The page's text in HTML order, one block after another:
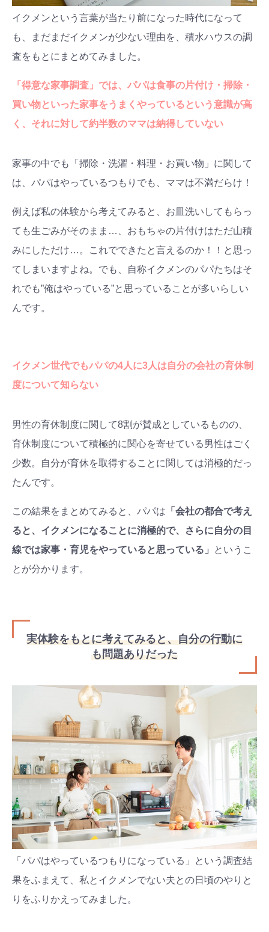
イクメンという言葉が当たり前になった時代になって
も、まだまだイクメンが少ない理由を、積水ハウスの調
査をもとにまとめてみました。
「得意な家事調査」では、パパは食事の片付け・掃除・
買い物といった家事をうまくやっているという意識が高
く、それに対して約半数のママは納得していない
家事の中でも「掃除・洗濯・料理・お買い物」に関して
は、パパはやっているつもりでも、ママは不満だらけ！
例えば私の体験から考えてみると、お皿洗いしてもらっ
ても生ごみがそのまま…、おもちゃの片付けはただ山積
みにしただけ…。これでできたと言えるのか！！と思っ
てしまいますよね。でも、自称イクメンのパパたちはそ
れでも”俺はやっている”と思っていることが多いらしい
んです。
イクメン世代でもパパの4人に3人は自分の会社の育休制
度について知らない
男性の育休制度に関して8割が賛成としているものの、
育休制度について積極的に関心を寄せている男性はごく
少数。自分が育休を取得することに関しては消極的だっ
たんです。
この結果をまとめてみると、パパは 「会社の都合で考え
ると、イクメンになることに消極的で、さらに自分の目
線では家事・育児をやっていると思っている」
というこ
とが分かります。
実体験をもとに考えてみると、自分の行動に
も問題ありだった
「パパはやっているつもりになっている」という調査結
果をふまえて、私とイクメンでない夫との日頃のやりと
りをふりかえってみました。